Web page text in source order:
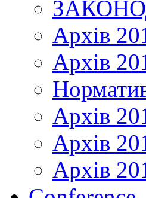
Архів
Архів
Архів
Архів
Архів